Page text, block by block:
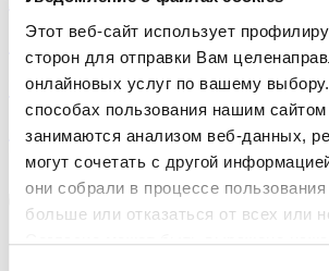
Этот веб-сайт использует
сторон для отправки Вам
онлайновых услуг по вашему
способах пользования нашим
занимаются анализом веб-данных,
могут сочетать с другой
они собрали в процессе
больше или отказаться от всех или
Согласие может быть выражено
< Предыдущая статья
Projects >
Следующая статья >
Cer Magazine